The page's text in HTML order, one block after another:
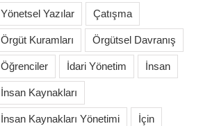
Yönetsel Yazılar Çatışma
Örgüt Kuramları Örgütsel Davranış
Öğrenciler İdari Yönetim İnsan
İnsan Kaynakları
İnsan Kaynakları Yönetimi İçin